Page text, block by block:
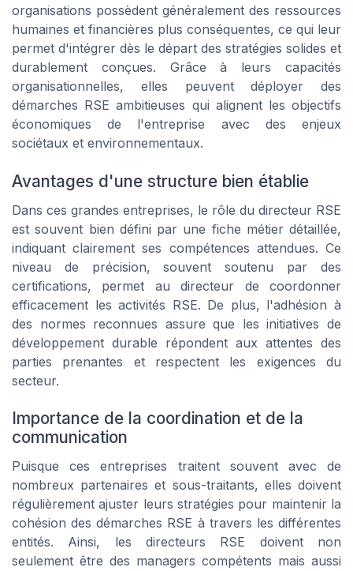
organisations possèdent généralement des ressources
humaines et financières plus conséquentes, ce qui leur
permet d'intégrer dès le départ des stratégies solides et
durablement conçues. Grâce à leurs capacités
organisationnelles, elles peuvent déployer des
démarches RSE ambitieuses qui alignent les objectifs
économiques de l'entreprise avec des enjeux
sociétaux et environnementaux.
Avantages d'une structure bien établie
Dans ces grandes entreprises, le rôle du directeur RSE
est souvent bien défini par une fiche métierdétaillée,
indiquant clairement ses compétences attendues. Ce
niveau de précision, souvent soutenu par des
certifications, permet au directeur de coordonner
efficacement les activités RSE. De plus, l'adhésion à
des normes reconnues assure que les initiatives de
développement durable répondent aux attentes des
parties prenantes et respectent les exigences du
secteur.
Importance de la coordination et de la
communication
Puisque ces entreprises traitent souvent avec de
nombreux partenaires et sous-traitants, elles doivent
régulièrement ajuster leurs stratégies pour maintenir la
cohésion des démarches RSE à travers les différentes
entités. Ainsi, les directeurs RSE doivent non
seulement être des managers compétents mais aussi